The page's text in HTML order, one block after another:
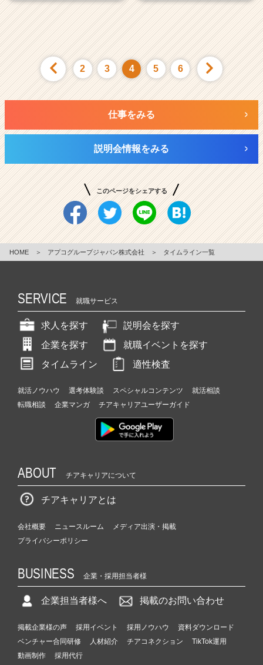
2 3 4 5 6
仕事をみる
説明会情報をみる
このページをシェアする
HOME ＞ アプコグループジャパン株式会社 ＞ タイムライン一覧
SERVICE 就職サービス
求人を探す
説明会を探す
企業を探す
就職イベントを探す
タイムライン
適性検査
就活ノウハウ 選考体験談 スペシャルコンテンツ
就活相談
転職相談
企業マンガ チアキャリアユーザーガイド
ABOUT チアキャリアについて
チアキャリアとは
会社概要 ニュースルーム
メディア出演・掲載
プライバシーポリシー
BUSINESS 企業・採用担当者様
企業担当者様へ 掲載のお問い合わせ
掲載企業様の声 採用イベント 採用ノウハウ
資料ダウンロード
ベンチャー合同研修
人材紹介 チアコネクション
TikTok運用
動画制作
採用代行